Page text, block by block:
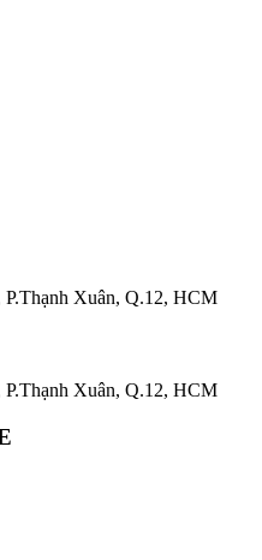
Xuân, Q.12, HCM
Xuân, Q.12, HCM